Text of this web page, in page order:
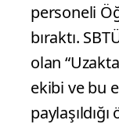
personeli
bıraktı.
olan
ekibi ve bu